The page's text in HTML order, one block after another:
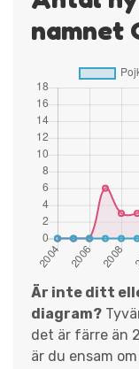
namnet
Är inte ditt
diagram?
det är färre än
är du ensam